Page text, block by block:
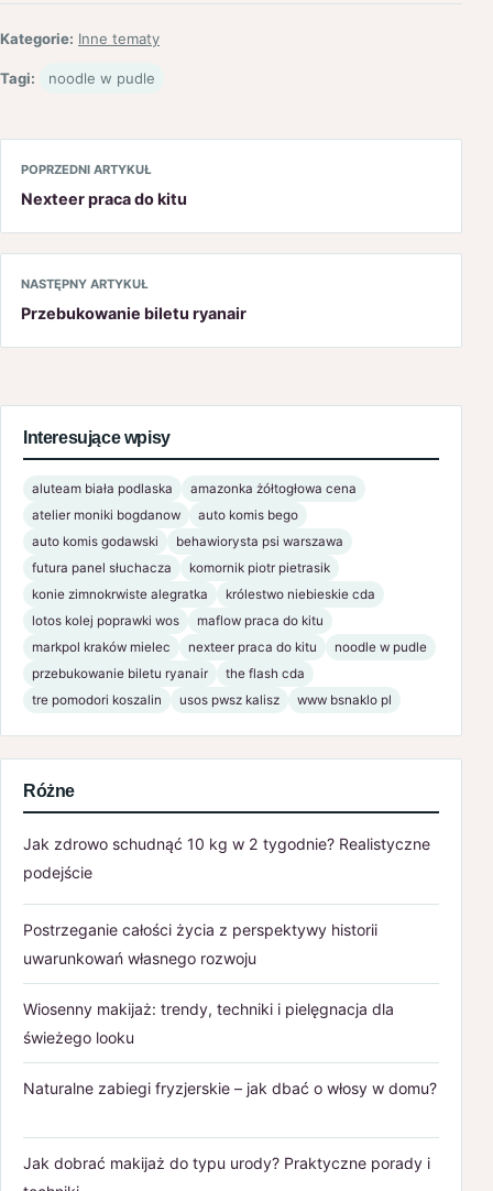
Kategorie: Inne tematy
Tagi: noodle w pudle
POPRZEDNI ARTYKUŁ
Nexteer praca do kitu
NASTĘPNY ARTYKUŁ
Przebukowanie biletu ryanair
Interesujące wpisy
aluteam biała podlaska
amazonka żółtogłowa cena
atelier moniki bogdanow
auto komis bego
auto komis godawski
behawiorysta psi warszawa
futura panel słuchacza
komornik piotr pietrasik
konie zimnokrwiste alegratka
królestwo niebieskie cda
lotos kolej poprawki wos
maflow praca do kitu
markpol kraków mielec
nexteer praca do kitu
noodle w pudle
przebukowanie biletu ryanair
the flash cda
tre pomodori koszalin
usos pwsz kalisz www bsnaklo pl
Różne
Jak zdrowo schudnąć 10 kg w 2 tygodnie? Realistyczne
podejście
Postrzeganie całości życia z perspektywy historii
uwarunkowań własnego rozwoju
Wiosenny makijaż: trendy, techniki i pielęgnacja dla
świeżego looku
Naturalne zabiegi fryzjerskie – jak dbać o włosy w domu?
Jak dobrać makijaż do typu urody? Praktyczne porady i